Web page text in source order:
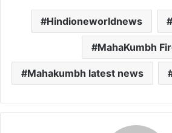
Hindioneworldnews
MahaKumbh
Mahakumbh latest news